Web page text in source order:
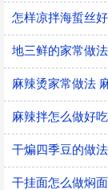
怎样凉拌海蜇丝
地三鲜的家常做
麻辣烫家常做法
麻辣拌怎么做好
干煸四季豆的做